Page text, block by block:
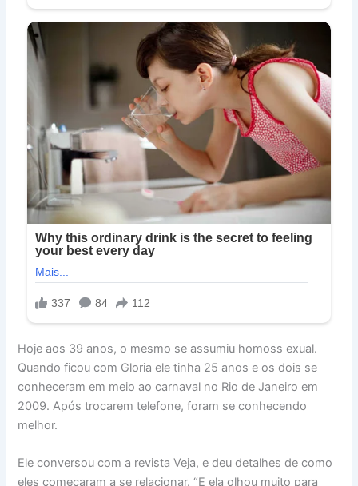
Hoje aos 39 anos, o mesmo se assumiu homoss exual.
Quando ficou com Gloria ele tinha 25 anos e os dois se
conheceram em meio ao carnaval no Rio de Janeiro em
2009. Após trocarem telefone, foram se conhecendo
melhor.
Ele conversou com a revista Veja, e deu detalhes de como
eles começaram a se relacionar. “E ela olhou muito para